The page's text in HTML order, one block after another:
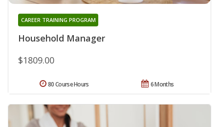
Household Manager
CAREER TRAINING PROGRAM
$1809.00
6 Months
80 Course Hours